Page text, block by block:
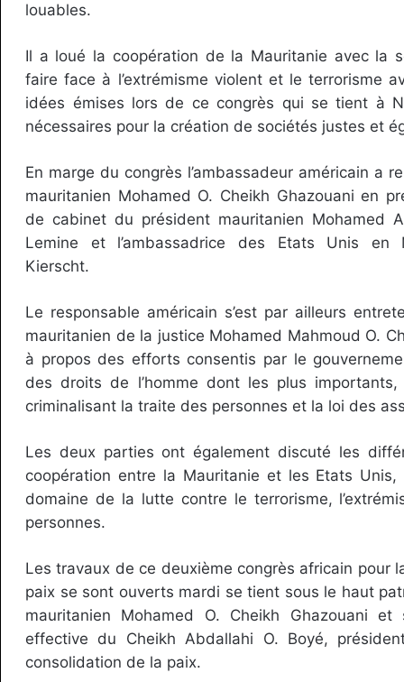
louables.
Il a loué la coopération de la Mauritanie avec la
faire face à l’extrémisme violent et le terrorisme
idées émises lors de ce congrès qui se tient à
nécessaires pour la création de sociétés justes et
En marge du congrès l’ambassadeur américain a
mauritanien Mohamed O. Cheikh Ghazouani en
de cabinet du président mauritanien Mohamed
Lemine et l’ambassadrice des Etats Unis en
Kierscht.
Le responsable américain s’est par ailleurs
mauritanien de la justice Mohamed Mahmoud O.
à propos des efforts consentis par le
des droits de l’homme dont les plus
criminalisant la traite des personnes et la loi des
Les deux parties ont également discuté les
coopération entre la Mauritanie et les Etats
domaine de la lutte contre le terrorisme,
personnes.
Les travaux de ce deuxième congrès africain pour
paix se sont ouverts mardi se tient sous le haut
mauritanien Mohamed O. Cheikh Ghazouani et
effective du Cheikh Abdallahi O. Boyé,
consolidation de la paix.